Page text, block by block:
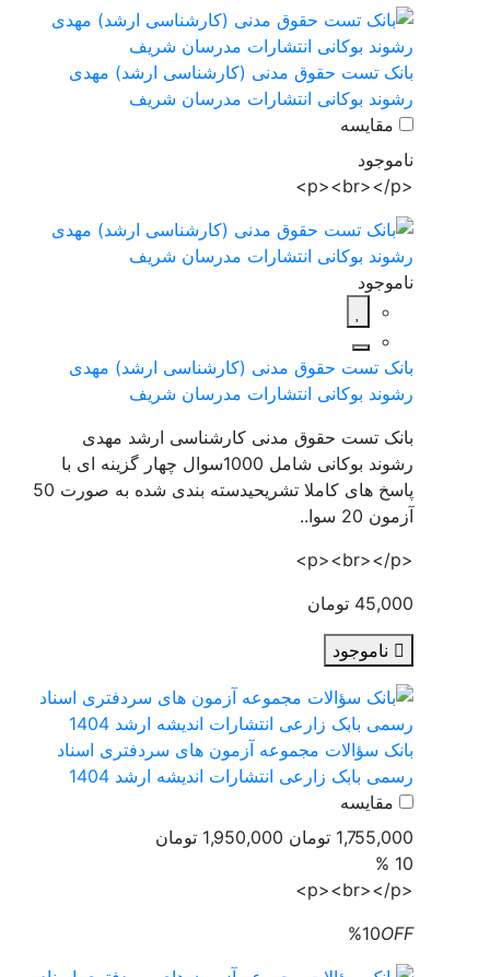
بانک تست حقوق مدنی (کارشناسی ارشد) مهدی
رشوند بوکانی انتشارات مدرسان شریف
مقایسه
ناموجود
ناموجود
بانک تست حقوق مدنی (کارشناسی ارشد) مهدی
رشوند بوکانی انتشارات مدرسان شریف
بانک تست حقوق مدنی کارشناسی ارشد مهدی
رشوند بوکانی شامل 1000سوال چهار گزینه ای با
پاسخ های کاملا تشریحیدسته بندی شده به صورت 50
آزمون 20 سوا..
45,000 تومان
ناموجود
بانک سؤالات مجموعه آزمون های سردفتری اسناد
رسمی بابک زارعی انتشارات اندیشه ارشد 1404
مقایسه
1,755,000 تومان
1,950,000 تومان
10 %
%10OFF